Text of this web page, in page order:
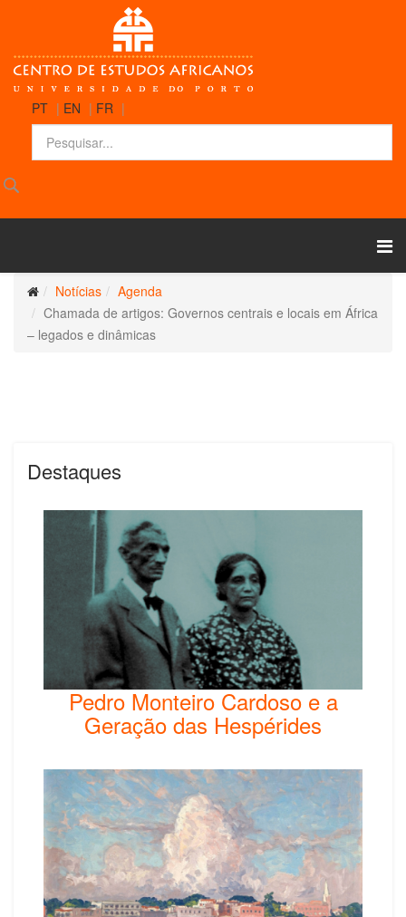
PT | EN | FR |
Notícias
Agenda
Chamada de artigos: Governos centrais e locais em África
– legados e dinâmicas
Destaques
Pedro Monteiro Cardoso e a
Geração das Hespérides